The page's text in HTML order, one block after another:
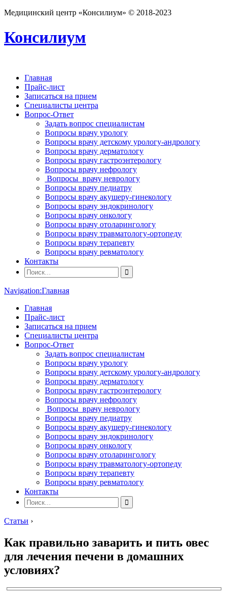
Медицинский центр «Консилиум» © 2018-2023
Консилиум
Главная
Прайс-лист
Записаться на прием
Специалисты центра
Вопрос-Ответ
Задать вопрос специалистам
Вопросы врачу урологу
Вопросы врачу детскому урологу-андрологу
Вопросы врачу дерматологу
Вопросы врачу гастроэнтерологу
Вопросы врачу нефрологу
Вопросы врачу неврологу
Вопросы врачу педиатру
Вопросы врачу акушеру-гинекологу
Вопросы врачу эндокринологу
Вопросы врачу онкологу
Вопросы врачу отоларингологу
Вопросы врачу травматологу-ортопеду
Вопросы врачу терапевту
Вопросы врачу ревматологу
Контакты
Navigation:Главная
Главная
Прайс-лист
Записаться на прием
Специалисты центра
Вопрос-Ответ
Задать вопрос специалистам
Вопросы врачу урологу
Вопросы врачу детскому урологу-андрологу
Вопросы врачу дерматологу
Вопросы врачу гастроэнтерологу
Вопросы врачу нефрологу
Вопросы врачу неврологу
Вопросы врачу педиатру
Вопросы врачу акушеру-гинекологу
Вопросы врачу эндокринологу
Вопросы врачу онкологу
Вопросы врачу отоларингологу
Вопросы врачу травматологу-ортопеду
Вопросы врачу терапевту
Вопросы врачу ревматологу
Контакты
Статьи ›
Как правильно заварить и пить овес
для лечения печени в домашних
условиях?